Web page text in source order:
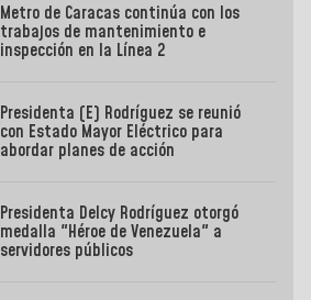
Metro de Caracas continúa con los
trabajos de mantenimiento e
inspección en la Línea 2
Presidenta (E) Rodríguez se reunió
con Estado Mayor Eléctrico para
abordar planes de acción
Presidenta Delcy Rodríguez otorgó
medalla "Héroe de Venezuela" a
servidores públicos